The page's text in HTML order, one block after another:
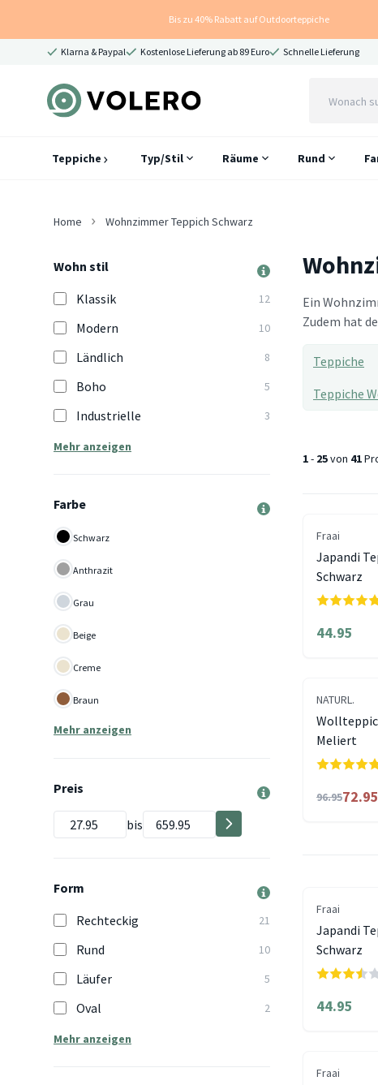
Bis zu 40% Rabatt auf Outdoorteppiche
Klarna & Paypal Kostenlose Lieferung ab 89 Euro Schnelle Lieferung
Teppiche Typ/Stil Räume Rund
Home Wohnzimmer Teppich Schwarz
Wohn stil
Klassik
12
Modern 10
Ländlich 8
Boho 5
Industrielle 3
Mehr anzeigen
Farbe
Schwarz
Anthrazit
Grau
Beige
Creme
Braun
Mehr anzeigen
Preis
bis
Form
Rechteckig
21
Rund 10
Läufer 5
Oval 2
Mehr anzeigen
Ein
Zudem hat
Teppiche
Teppiche
1- 25von 41
Fraai
Japandi
Schwarz
44.95
NATURL.
Meliert
96.9572.95
Fraai
Japandi
Schwarz
44.95
Fraai